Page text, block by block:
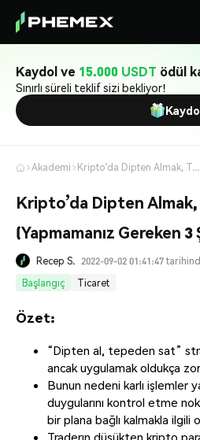
Kaydol ve 15.000 USDT ödül
Sınırlı süreli teklif sizi bekliyor!
Akademi Kripto’da Dipten Almak, Tepeden Satmak (Yapmamanız Gereken 3 Şey)
Kripto’da Dipten
(Yapmamanız Gereken 3
Recep S. 2022-09-02 01:41:47
Başlangıç
Ticaret
Özet:
“Dipten al, tepeden sat”
ancak uygulamak oldukça
Bunun nedeni karlı işlemler
duygularını kontrol etme
bir plana bağlı kalmakla ilgili
Traderın düşükten kripto